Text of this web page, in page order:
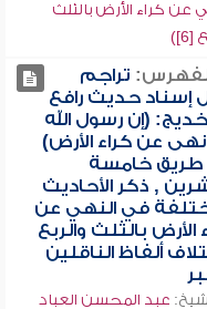
عن كراء الأرض بالثلث
[6])
تراجم
إسناد حديث رافع
(إن رسول الله
عن كراء الأرض)
خامسة
, ذكر الأحاديث
في النهي عن
الأرض بالثلث والربع
ألفاظ الناقلين
عبد المحسن العباد